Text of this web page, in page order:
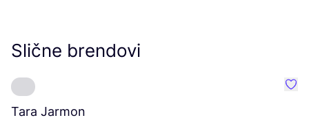
Slične brendovi
Tara Jarmon